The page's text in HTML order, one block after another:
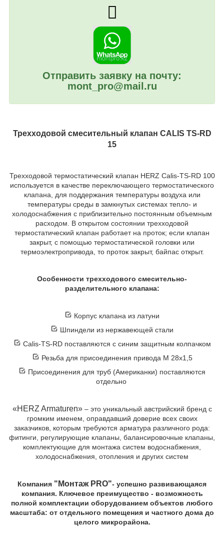
Отправить заявку на почту:
mont_pro@mail.ru
Трехходовой смесительный клапан CALIS TS-RD
15
Трехходовой термостатический клапан HERZ Calis-TS-RD 100
используется в качестве переключающего термостатического
клапана, для поддержания температуры воздуха или
температуры среды в замкнутых системах тепло- и
холодоснабжения с приблизительно постоянным объемным
расходом. В открытом состоянии трехходовой
термостатический клапан работает на проток; если клапан
закрыт, с помощью термостатической головки или
термоэлектропривода, то проток закрыт, байпас открыт.
Особенности трехходового смесительно-
разделительного клапана:
Корпус клапана из латуни
Шпиндели из нержавеющей стали
Calis-TS-RD поставляются с синим защитным колпачком
Резьба для присоединения привода М 28х1,5
Присоединения для труб (Американки) поставляются
отдельно
«HERZ Armaturen»– это уникальный австрийский бренд с
громким именем, оправдавший доверие всех своих
заказчиков, которым требуются арматура различного рода:
фитинги, регулирующие клапаны, балансировочные клапаны,
комплектующие для монтажа систем водоснабжения,
холодоснабжения, отопления и других систем
Компания "Монтаж PRO"- успешно развивающаяся
компания. Ключевое преимущество - возможность
полной комплектации оборудованием объектов любого
масштаба: от отдельного помещения и частного дома до
целого микрорайона.